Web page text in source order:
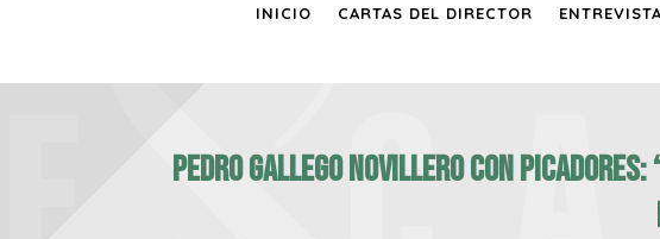
INICIO CARTAS DEL DIRECTOR
PEDRO GALLEGO Novillero con